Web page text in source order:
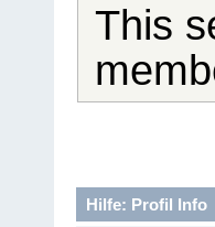
This
Hilfe: Profil Info